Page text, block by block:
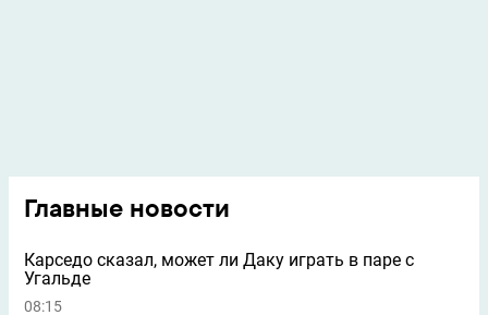
Главные новости
Карседо сказал, может ли Даку играть в паре с
Угальде
08:15